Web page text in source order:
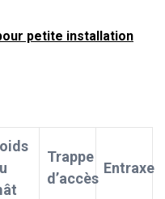
petite installation
Trappe
d’accès
Entraxe